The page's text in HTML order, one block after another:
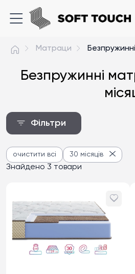
Матраци
Безпружинні
Фільтри
Знайдено 3 товари
очистити всі 30 місяців